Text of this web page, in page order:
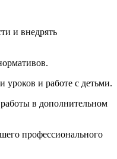
и внедрять
уроков и работе с детьми.
в дополнительном
профессионального